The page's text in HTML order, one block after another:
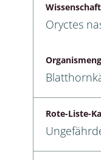
Oryctes
Rote-Liste-